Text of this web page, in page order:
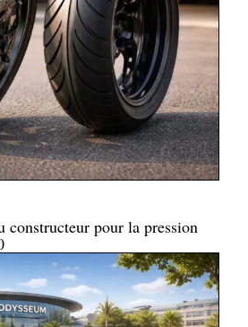
constructeur pour la pression